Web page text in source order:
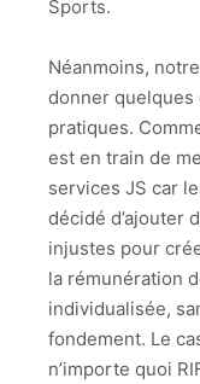
Sports.
Néanmoins,
donner quelques
pratiques.
est en train de
services JS car
décidé d’ajouter
injustes pour
la rémunération
individualisée,
fondement. Le
n’importe quoi